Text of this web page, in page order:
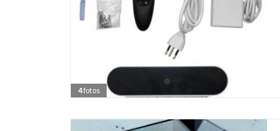
4fotos